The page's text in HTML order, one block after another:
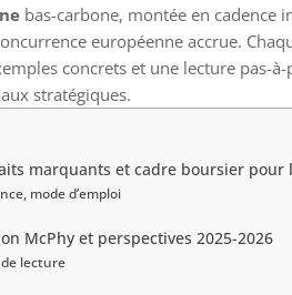
bas-carbone, montée en cadence
européenne accrue.
concrets et une lecture pas-
stratégiques.
marquants et cadre boursier pour
mode d’emploi
McPhy et perspectives 2025-2026
lecture